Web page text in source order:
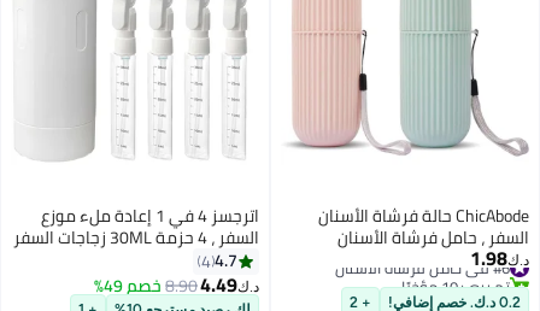
ChicAbode حالة فرشاة الأسنان
السفر ، حامل فرشاة الأسنان
المحمولة البلاستيكية ، تخزين حامي
فرشاة الأسنان ، حاوية فرشاة
الأسنان البلاستيكية ، للسفر ،
د.ك‏1.98
#6 في حامل فرشاة الأسنان
تم بيع +10 مؤخرًا
#6 في حامل فرشاة الأسنان0.2 د.ك. خصم إضافي! + 2
اترجسز 4 في 1 إعادة ملء موزع
السفر ، 4 حزمة 30ML زجاجات السفر
لمستحضرات المرحاض ، حاويات حجم
السفر دليل التسرب ، حاويات صغيرة
محمولة للشامبو كريم مكيف كريم
4.7
4
د.ك‏4.49
8.90خصم 49%